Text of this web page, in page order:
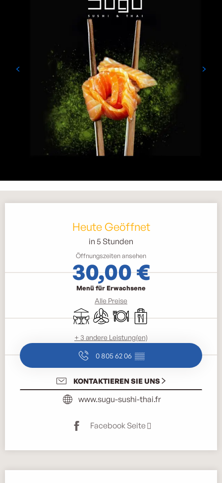
Heute Geöffnet
in 5 Stunden
Öffnungszeiten ansehen
30,00 €
Menü für Erwachsene
Alle Preise
TerrasseKlimaanlage
RestaurantVerkauf zum Mitnehmen
+ 3 andere Leistung(en)
0 805 62 06 ▒▒
KONTAKTIEREN SIE UNS
www.sugu-sushi-thai.fr
Facebook Seite